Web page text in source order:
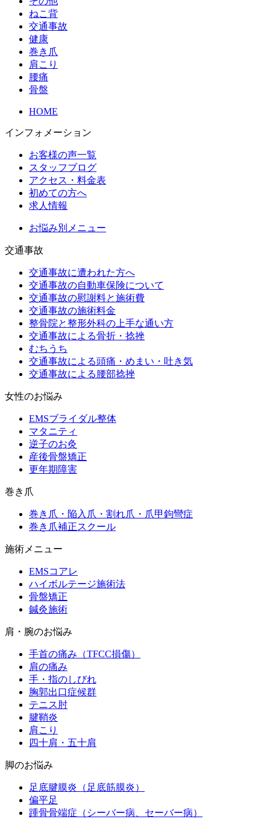
ねこ背
交通事故
健康
巻き爪
肩こり
腰痛
骨盤
HOME
インフォメーション
お客様の声一覧
スタッフブログ
アクセス・料金表
初めての方へ
求人情報
お悩み別メニュー
交通事故
交通事故に遭われた方へ
交通事故の自動車保険について
交通事故の慰謝料と施術費
交通事故の施術料金
整骨院と整形外科の上手な通い方
交通事故による骨折・捻挫
むちうち
交通事故による頭痛・めまい・吐き気
交通事故による腰部捻挫
女性のお悩み
EMSブライダル整体
マタニティ
逆子のお灸
産後骨盤矯正
更年期障害
巻き爪
巻き爪・陥入爪・割れ爪・爪甲鉤彎症
巻き爪補正スクール
施術メニュー
EMSコアレ
ハイボルテージ施術法
骨盤矯正
鍼灸施術
肩・腕のお悩み
手首の痛み（TFCC損傷）
肩の痛み
手・指のしびれ
胸郭出口症候群
テニス肘
腱鞘炎
肩こり
四十肩・五十肩
脚のお悩み
足底腱膜炎（足底筋膜炎）
偏平足
踵骨骨端症（シーバー病、セーバー病）